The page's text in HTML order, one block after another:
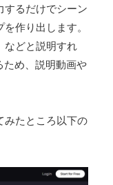
するだけでシーン
作り出します​。
などと説明すれ
ため、説明動画や
みたところ以下の